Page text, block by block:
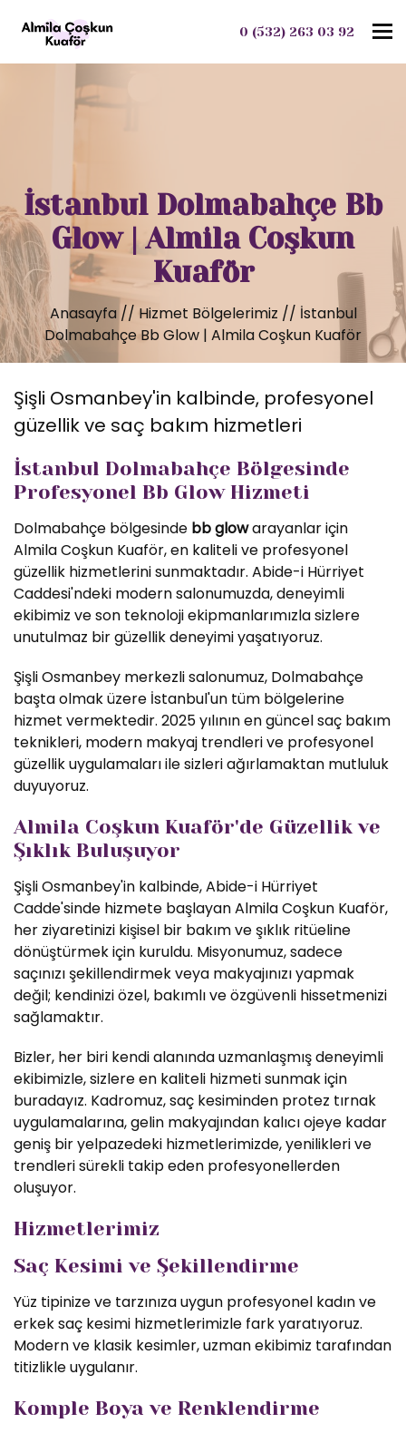
0 (532) 263 03 92
İstanbul Dolmabahçe Bb
Glow | Almila Coşkun
Kuaför
Anasayfa // Hizmet Bölgelerimiz // İstanbul
Dolmabahçe Bb Glow | Almila Coşkun Kuaför
Şişli Osmanbey'in kalbinde, profesyonel
güzellik ve saç bakım hizmetleri
İstanbul Dolmabahçe Bölgesinde
Profesyonel Bb Glow Hizmeti
Dolmabahçe bölgesinde bb glowarayanlar için
Almila Coşkun Kuaför, en kaliteli ve profesyonel
güzellik hizmetlerini sunmaktadır. Abide-i Hürriyet
Caddesi'ndeki modern salonumuzda, deneyimli
ekibimiz ve son teknoloji ekipmanlarımızla sizlere
unutulmaz bir güzellik deneyimi yaşatıyoruz.
Şişli Osmanbey merkezli salonumuz, Dolmabahçe
başta olmak üzere İstanbul'un tüm bölgelerine
hizmet vermektedir. 2025 yılının en güncel saç bakım
teknikleri, modern makyaj trendleri ve profesyonel
güzellik uygulamaları ile sizleri ağırlamaktan mutluluk
duyuyoruz.
Almila Coşkun Kuaför'de Güzellik ve
Şıklık Buluşuyor
Şişli Osmanbey'in kalbinde, Abide-i Hürriyet
Cadde'sinde hizmete başlayan Almila Coşkun Kuaför,
her ziyaretinizi kişisel bir bakım ve şıklık ritüeline
dönüştürmek için kuruldu. Misyonumuz, sadece
saçınızı şekillendirmek veya makyajınızı yapmak
değil; kendinizi özel, bakımlı ve özgüvenli hissetmenizi
sağlamaktır.
Bizler, her biri kendi alanında uzmanlaşmış deneyimli
ekibimizle, sizlere en kaliteli hizmeti sunmak için
buradayız. Kadromuz, saç kesiminden protez tırnak
uygulamalarına, gelin makyajından kalıcı ojeye kadar
geniş bir yelpazedeki hizmetlerimizde, yenilikleri ve
trendleri sürekli takip eden profesyonellerden
oluşuyor.
Hizmetlerimiz
Saç Kesimi ve Şekillendirme
Yüz tipinize ve tarzınıza uygun profesyonel kadın ve
erkek saç kesimi hizmetlerimizle fark yaratıyoruz.
Modern ve klasik kesimler, uzman ekibimiz tarafından
titizlikle uygulanır.
Komple Boya ve Renklendirme